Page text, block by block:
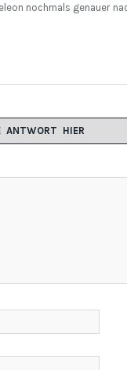
nochmals genauer
ANTWORT HIER